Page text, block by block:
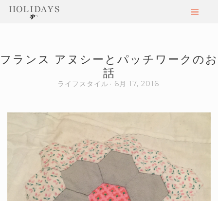
フランス アヌシーとパッチワークのお
話
ライフスタイル 6月 17, 2016